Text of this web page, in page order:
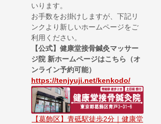
いります。
お手数をお掛けしますが、下記リ
ンクより新しいホームページをご
利用ください。
【公式】健康堂接骨鍼灸マッサー
ジ院 新ホームページはこちら（オ
ンライン予約可能）
https://tenjyuji.net/kenkodo/
【葛飾区】青砥駅徒歩2分｜健康堂